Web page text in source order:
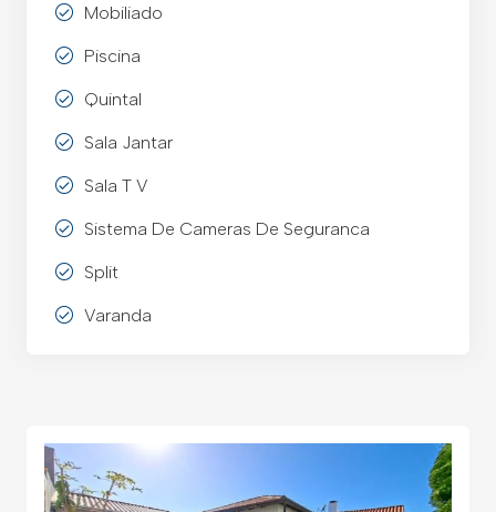
Mobiliado
Piscina
Quintal
Sala Jantar
Sala T V
Sistema De Cameras De Seguranca
Split
Varanda